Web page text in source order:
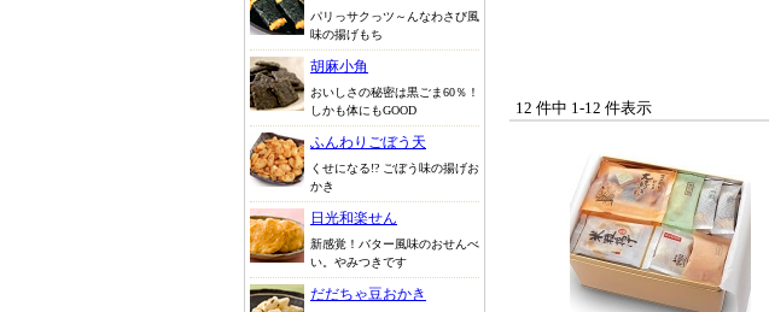
パリっサクっツ～んなわさび風
味の揚げもち
胡麻小角
おいしさの秘密は黒ごま60％！
しかも体にもGOOD
ふんわりごぼう天
くせになる!? ごぼう味の揚げお
かき
日光和楽せん
新感覚！バター風味のおせんべ
い。やみつきです
だだちゃ豆おかき
12 件中 1-12 件表示